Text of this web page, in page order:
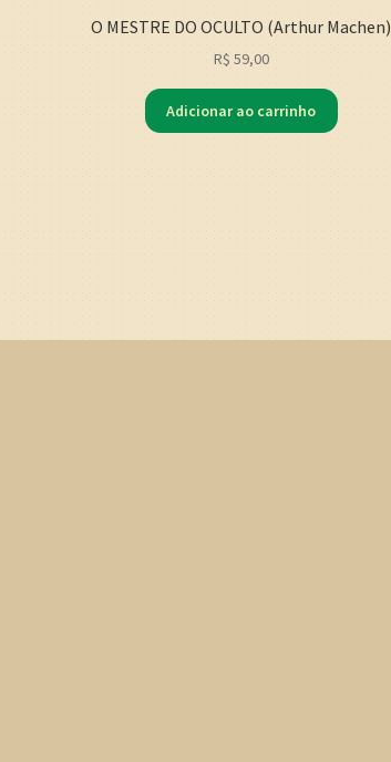
O MESTRE DO OCULTO (Arthur Machen)
R$ 59,00
Adicionar ao carrinho